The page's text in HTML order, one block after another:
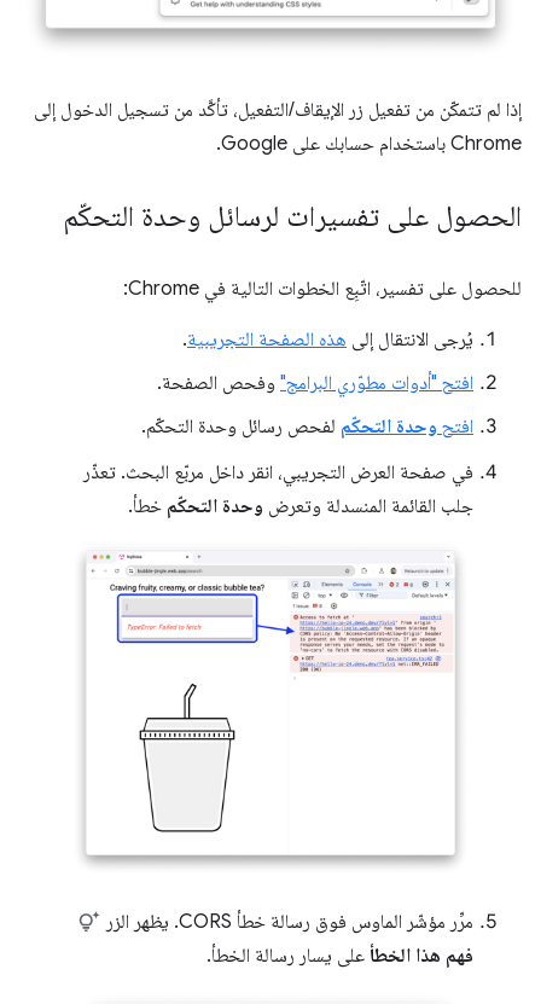
إذا لم تتمكّن من تفعيل زر الإيقاف/التفعيل، تأكَّد من تسجيل الدخول إلى
Chrome باستخدام حسابك على Google.
الحصول على تفسيرات لرسائل وحدة التحكّم
للحصول على تفسير، اتّبِع الخطوات التالية في Chrome:
يُرجى الانتقال إلى هذه الصفحة التجريبية.
افتح "أدوات مطوّري البرامج" وفحص الصفحة.
افتح وحدة التحكّم لفحص رسائل وحدة التحكّم.
في صفحة العرض التجريبي، انقر داخل مربّع البحث. تعذّر
جلب القائمة المنسدلة وتعرض وحدة التحكّم خطأ.
مرِّر مؤشّر الماوس فوق رسالة خطأ CORS. يظهر الزر
فهم هذا الخطأ على يسار رسالة الخطأ.